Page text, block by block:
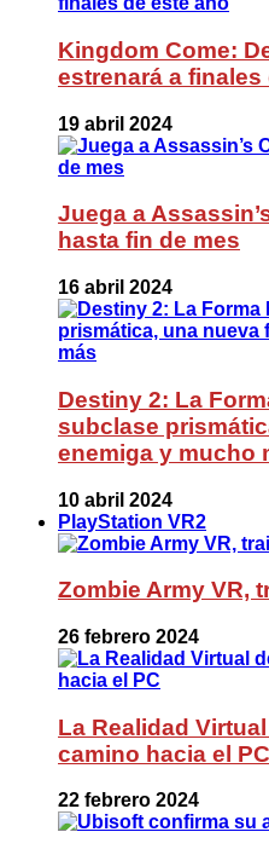
Kingdom Come:
estrenará a finales
19 abril 2024
Juega a
hasta fin de mes
16 abril 2024
Destiny 2: La
subclase
enemiga y mucho
10 abril 2024
PlayStation VR2
Zombie Army VR,
26 febrero 2024
La Realidad
camino hacia el PC
22 febrero 2024